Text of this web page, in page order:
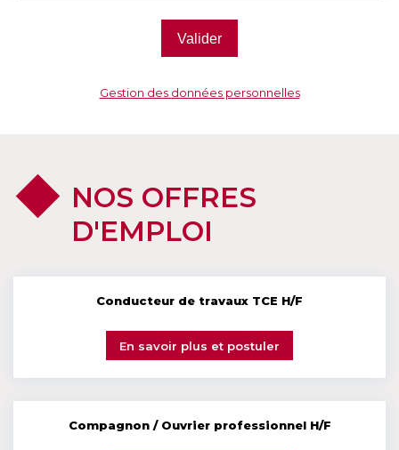
Valider
Gestion des données personnelles
NOS OFFRES
D'EMPLOI
Conducteur de travaux TCE H/F
En savoir plus et postuler
Compagnon / Ouvrier professionnel H/F